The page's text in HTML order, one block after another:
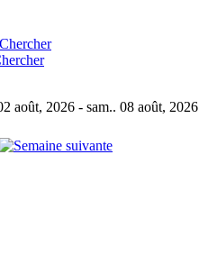
août, 2026 - sam.. 08 août, 2026